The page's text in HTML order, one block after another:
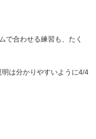
で合わせる練習も、たく
明は分かりやすいように4/4